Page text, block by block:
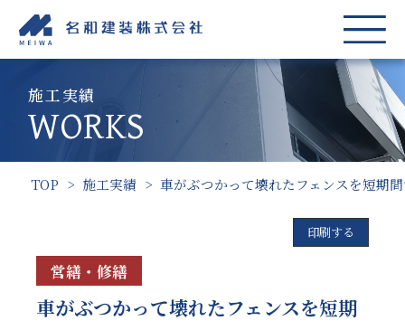
施工実績
WORKS
TOP > 施工実績 > 車がぶつかって壊れたフェンスを短期
印刷する
営繕・修繕
車がぶつかって壊れたフェンスを短期